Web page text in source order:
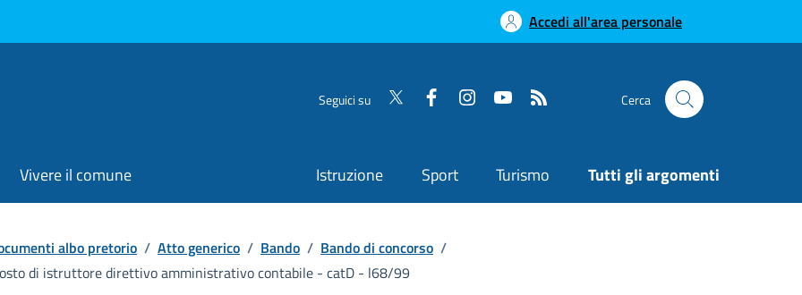
Accedi all'area personale
Seguici su Cerca
Vivere il comune Istruzione Sport Turismo Tutti gli argomenti
albo pretorio / Atto generico / Bando / Bando di concorso /
di istruttore direttivo amministrativo contabile - catD - l68/99